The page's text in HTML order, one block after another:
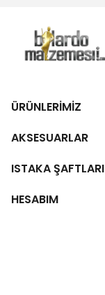
ÜRÜNLERİMİZ
AKSESUARLAR
ISTAKA ŞAFTLARI
HESABIM